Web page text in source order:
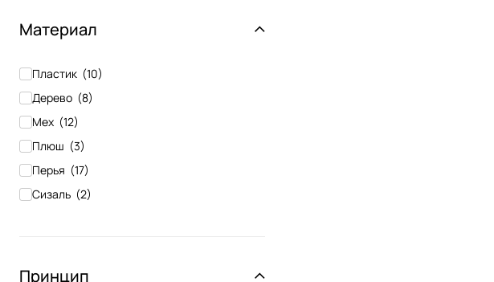
Материал
Пластик (10)
Дерево (8)
Мех (12)
Плюш (3)
Перья (17)
Сизаль (2)
Принцип